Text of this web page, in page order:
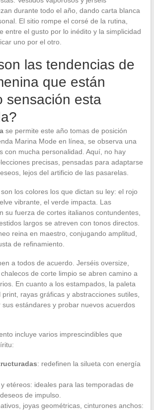
durante todo el año, dando carta blanca
El sitio rompe el corsé de la rutina,
entre el gusto por lo inédito y la simplicidad
uno por el otro.
las tendencias de
que están
sensación esta
se permite este año tomas de posición
Marina Mode en línea, se observa una
con mucha personalidad. Aquí, no hay
precisas, pensadas para adaptarse
lejos del artificio de las pasarelas.
los colores los que dictan su ley: el rojo
vibrante, el verde impacta. Las
su fuerza de cortes italianos contundentes,
largos se atreven con tonos directos.
reina en maestro, conjugando amplitud,
de refinamiento.
a todos de acuerdo. Jerséis oversize,
de corte limpio se abren camino a
En cuanto a los estampados, la paleta
rayas gráficas y abstracciones sutiles,
sus estándares y probar nuevos acuerdos
incluye varios imprescindibles que
: redefinen la silueta con energía
etéreos: ideales para las temporadas de
de impulso.
joyas geométricas, cinturones anchos: